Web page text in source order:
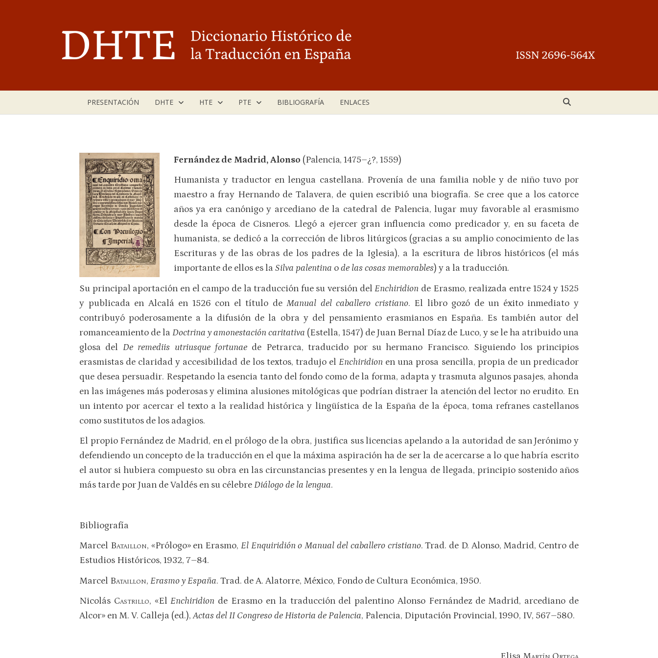
PRESENTACIÓN DHTE HTE PTE BIBLIOGRAFÍA ENLACES
Fernández de Madrid, Alonso (Palencia, 1475–¿?, 1559)
Humanista y traductor en lengua castellana. Provenía de una familia noble y de niño tuvo por
maestro a fray Hernando de Talavera, de quien escribió una biografía. Se cree que a los catorce
años ya era canónigo y arcediano de la catedral de Palencia, lugar muy favorable al erasmismo
desde la época de Cisneros. Llegó a ejercer gran influencia como predicador y, en su faceta de
humanista, se dedicó a la corrección de libros litúrgicos (gracias a su amplio conocimiento de las
Escrituras y de las obras de los padres de la Iglesia), a la escritura de libros históricos (el más
importante de ellos es la Silva palentina ode las cosas memorables) y a la traducción.
Su principal aportación en el campo de la traducción fue su versión delEnchiridion de Erasmo, realizada entre 1524 y 1525
y publicada en Alcalá en 1526 con el título deManual del caballero cristiano. El libro gozó de un éxito inmediato y
contribuyó poderosamente a la difusión de la obra y del pensamiento erasmianos en España. Es también autor del
romanceamiento de la Doctrina y amonestación caritativa (Estella, 1547) de Juan Bernal Díaz de Luco, y se le ha atribuido una
glosa del De remediis utriusque fortunae de Petrarca, traducido por su hermano Francisco. Siguiendo los principios
erasmistas de claridad y accesibilidad de los textos, tradujo elEnchiridion en una prosa sencilla, propia de un predicador
que desea persuadir. Respetando la esencia tanto del fondo como de la forma, adapta y trasmuta algunos pasajes, ahonda
en las imágenes más poderosas y elimina alusiones mitológicas que podrían distraer la atención del lector no erudito. En
un intento por acercar el texto a la realidad histórica y lingüística de la España de la época, toma refranes castellanos
como sustitutos de los adagios.
El propio Fernández de Madrid, en el prólogo de la obra, justifica sus licencias apelando a la autoridad de san Jerónimo y
defendiendo un concepto de la traducción en el que la máxima aspiración ha de ser la de acercarse a lo que habría escrito
el autor si hubiera compuesto su obra en las circunstancias presentes y en la lengua de llegada, principio sostenido años
más tarde por Juan de Valdés en su célebreDiálogo de la lengua.
Bibliografía
Marcel Bataillon, «Prólogo» en Erasmo, El Enquiridión o Manual del caballero cristiano. Trad. de D. Alonso, Madrid, Centro de
Estudios Históricos, 1932, 7–84.
Marcel Bataillon, Erasmo y España. Trad. de A. Alatorre, México, Fondo de Cultura Económica, 1950.
Nicolás Castrillo, «ElEnchiridion de Erasmo en la traducción del palentino Alonso Fernández de Madrid, arcediano de
Alcor» en M. V. Calleja (ed.),Actas del II Congreso de Historia de Palencia, Palencia, Diputación Provincial, 1990, IV, 567–580.